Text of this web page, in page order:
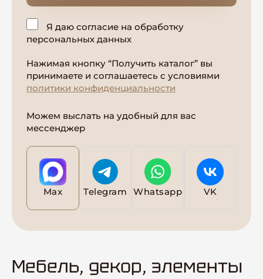
Я даю согласие на обработку
персональных данных
Нажимая кнопку “Получить каталог” вы
принимаете и соглашаетесь с условиями
политики конфиденциальности
Можем выслать на удобный для вас
мессенджер
Max Telegram Whatsapp VK
Мебель, декор, элементы